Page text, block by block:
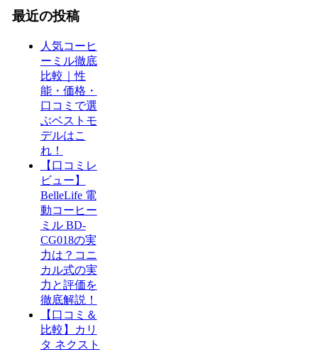
最近の投稿
人気コーヒ
ーミル徹底
比較｜性
能・価格・
口コミで選
ぶベストモ
デルはこ
れ！
【口コミレ
ビュー】
BelleLife 電
動コーヒー
ミル BD-
CG018の実
力は？コニ
カル式の実
力と評価を
徹底解説！
【口コミ＆
比較】カリ
タ ネクスト